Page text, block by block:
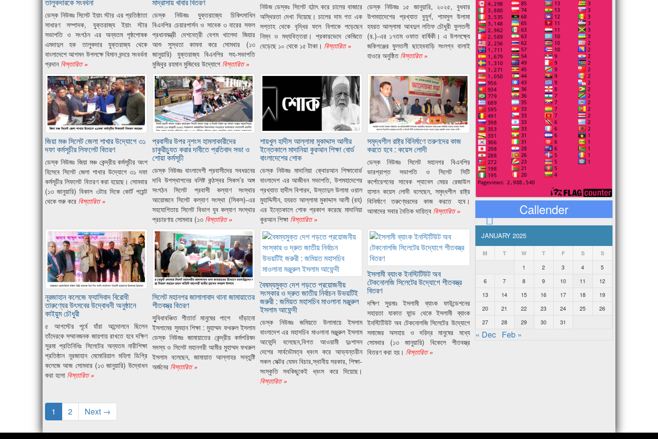
ডেস্ক নিউজঃ সিলেট ইয়াং স্টার এর প্রতিষ্ঠাতা
সাধারণ সম্পাদক, যুক্তরাজ্য ইয়াং স্টার
সভাপতি ও সংগঠন এর অন্যতম পৃষ্ঠপোষক
এমদাদুল হক তালুকদার যুক্তরাজ্য থেকে
বাংলাদেশে আগমন উপলক্ষে বিমান বন্দরে সংবর্ধনা
প্রদানবিস্তারিত »
ডেস্ক নিউজঃ যুক্তরাজ্যে চিকিৎসাধিন
বিএনপির চেয়ারপার্সন ও সাবেক ৩ বারের সফল
প্রধানমন্ত্রী দেশনেত্রী বেগম খালেদা জিয়ার
আশু সুস্থতা কামনা করে সোমবার (১৩
জানুয়ারি) যুক্তরাজ্য বিএনপির সহ-সভাপতি
মুজিবুর রহমান মুজিবের উদ্যোগে বিস্তারিত »
নিউজ ডেস্কঃ সিলেট হঠাৎ করে চালের বাজারে
অস্থিরতা দেখা দিয়েছে। চালের দাম গত এক
সপ্তাহ থেকে বৃদ্ধির ফলে বিপাকে পড়েছেন
নিম্ন ও মধ্যবিত্তরা। প্রকারভেদে কেজিতে
বেড়েছে ১০ থেকে ১৫ টাকা। বিস্তারিত »
ডেস্ক নিউজঃ ১৫ জানুয়ারি, ২০২৫, বুধবার
উপমহাদেশের প্রখ্যাত বুযুর্গ, শামসুল উলামা
হযরত আল্লামা আবদুল লতিফ চৌধুরী ফুলতলী
(র.)-এর ১৭তম ওফাত বার্ষিকী। এ উপলক্ষ্যে
জকিগঞ্জের ফুলতলী ছাহেববাড়ি সংলগ্ন বালাই
হাওরে অনুষ্ঠিতবিস্তারিত »
জিয়া মঞ্চ সিলেট জেলা শাখার উদ্যোগে ৩১
দফা কর্মসূচীর লিফলেট বিতরণ
ডেস্ক নিউজঃ জিয়া মঞ্চ কেন্দ্রীয় কর্মসূচীর অংশ
হিসেবে সিলেট জেলা শাখার উদ্যোগে ৩১ দফা
কর্মসূচীর লিফলেট বিতরণ করা হয়েছে। সোমবার
(১৩ জানুয়ারি) বিকাল ৩টার দিকে কোর্ট পয়েন্ট
থেকে শুরু করে বিস্তারিত »
প্রবাসীর উপর নৃশংস হামলাকারীদের
চাকুরীচ্যুত করার দাবীতে প্রতিবাদ সভা ও
শোয়া কর্মসূচী
ডেস্ক নিউজঃ বাংলাদেশী প্রবাসীদের সবধরনের
দাবি উপস্থাপনের বলিষ্ট কন্ঠস্বর সিকস’র অঙ্গ
সংগঠন সিলেট প্রবাসী কল্যাণ সংস্থার
আয়োজনে সিলেট কল্যাণ সংস্থা (সিকস)-এর
সহযোগিতায় সিলেট বিভাগ যুব কল্যাণ সংস্থার
প্রচারণায় সোমবার (১৩ বিস্তারিত »
শায়খুল হাদীস আল্লামা মুকাদ্দাস আলীর
ইন্তেকালে মাদানিয়া কুরআন শিক্ষা বোর্ড
বাংলাদেশের শোক
ডেস্ক নিউজঃ মাদানিয়া ক্বোরআন শিক্ষাবোর্ড
বাংলাদেশ এর আজীবন সভাপতি, উপমহাদেশের
প্রখ্যাত হাদীস বিশারদ, উস্তাদুল উলামা ওয়াল
মুহাদ্দিসীন, হযরত আল্লামা মুকাদ্দাস আলী (রহ)
এর ইন্তেকালে শোক প্রকাশ করেছে মাদানিয়া
কুরআন শিক্ষাবিস্তারিত »
সমৃদ্ধশীল রাষ্ট্র বিনির্মাণে তরুণদের কাজ
করতে হবে : কয়েস লোদী
ডেস্ক নিউজঃ সিলেট মহানগর বিএনপির
ভারপ্রাপ্ত সভাপতি ও সিলেট সিটি
কর্পোরেশনের সাবেক প্যানেল মেয়র রেজাউল
হাসান কয়েস লোদী বলেছেন, সমৃদ্ধশীল রাষ্ট্র
বিনির্মাণে তরুণ্যেরদের কাজ করতে হবে।
আমাদের সবার নৈতিক দায়িত্ব বিস্তারিত »
নূরজাহান কলেজে ফ্যাসিবাদ বিরোধী
তারুণ্যের উৎসবের উদ্বোধনী অনুষ্ঠানে
কাইয়ুম চৌধুরী
৫ আগস্টের পূর্বে যাঁরা আন্দোলনে ছিলেন
তাঁদেরকে সম্মানজনক জায়গায় রাখতে হবে দক্ষিণ
সুরমা প্রতিনিধিঃ সিলেটের অন্যতম নারীশিক্ষা
প্রতিষ্ঠান নূরজাহান মেমোরিয়াল মহিলা ডিগ্রি
কলেজে আজ সোমবার (১৩ জানুয়ারি) উদ্বোধন
করা হলো বিস্তারিত »
সিলেট মহানগর জালালাবাদ থানা জামায়াতের
শীতবস্ত্র বিতরণ
সুুবিধাবঞ্চিত শীতার্ত মানুষের পাশে দাঁড়ানো
ইসলামের সুমহান শিক্ষা : মুহাম্মদ ফখরুল ইসলাম
ডেস্ক নিউজঃ জামায়াতের কেন্দ্রীয় কর্মপরিষদ
সদস্য ও সিলেট মহানগরী আমীর মুহাম্মদ ফখরুল
ইসলাম বলেছেন, জামায়াত আল্লাহর সন্তুষ্টি
অর্জনের বিস্তারিত »
বৈষম্যমুক্ত দেশ গড়তে প্রয়োজনীয়
সংস্কার ও দ্রুত জাতীয় নির্বাচন উভয়টিই
জরুরী : জমিয়ত মহাসচিব মাওলানা মঞ্জুরুল
ইসলাম আফেন্দী
ডেস্ক নিউজঃ জমিয়তে উলামায়ে ইসলাম
বাংলাদেশ এর মহাসচিব মাওলানা মঞ্জুরুল ইসলাম
আফেন্দি বলেছেন,বিগত আওয়ামী দুঃশাসন
দেশের সার্বভৌমত্ব ধ্বংস করে আভ্যন্তরীন
সকল সেক্টর যেমন বিচার,স্থানীয় সরকার, শিক্ষা-
সংস্কৃতি সবকিছুকেই ধ্বংস করে দিয়েছে।
বিস্তারিত »
ইসলামী ব্যাংক ইনস্টিটিউট অব
টেকনোলজি সিলেটের উদ্যোগে শীতবস্ত্র
বিতরণ
দক্ষিণ সুরমাঃ ইসলামী ব্যাংক ফাউন্ডেশনের
সহায়তা যাকাত ফান্ড থেকে ইসলামী ব্যাংক
ইনস্টিটিউট অব টেকনোলজি সিলেটের উদ্যোগে
সমাজের অসহায় ও দরিদ্র মানুষের মধ্যে
সোমবার (১৩ জানুয়ারি) বিকেলে শীতবস্ত্র
বিতরণ করা হয়। বিস্তারিত »
1 2 Next →
Callender
JANUARY 2025
M T W T F S S
1 2 3 4
5
6
7 8 9 10 11
12
13
14 15 16 17 18
19
20
21 22 23 24 25
26
27
28 29 30 31
« Dec Feb »